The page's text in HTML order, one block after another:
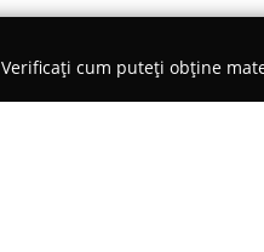
Verificați cum puteți obține